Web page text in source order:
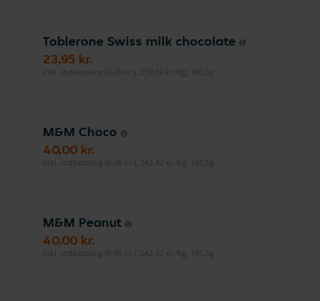
Toblerone Swiss milk chocolate
23,95 kr.
inkl. indbetaling (0,00 kr.), 239,50 kr./kg, 100,0g
M&M Choco
40,00 kr.
inkl. indbetaling (0,00 kr.), 242,42 kr./kg, 165,0g
M&M Peanut
40,00 kr.
inkl. indbetaling (0,00 kr.), 242,42 kr./kg, 165,0g